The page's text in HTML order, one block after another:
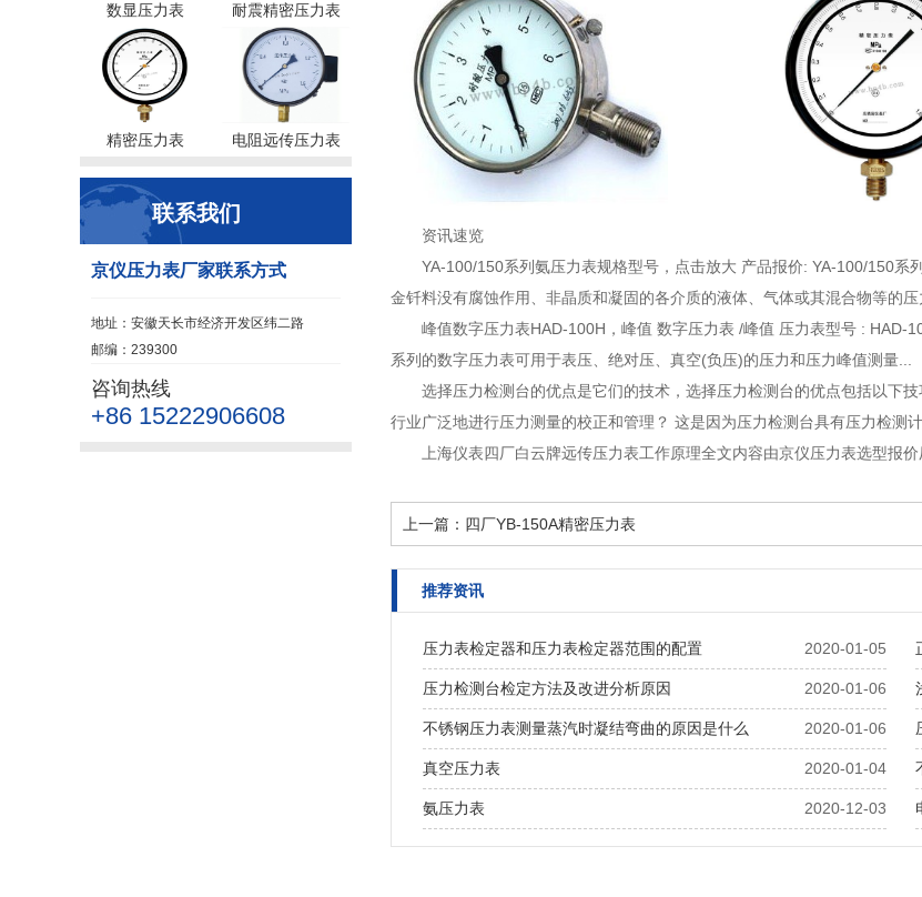
数显压力表 耐震精密压力表
精密压力表 电阻远传压力表
联系我们
京仪压力表厂家联系方式
地址：安徽天长市经济开发区纬二路
邮编：239300
咨询热线
+86 15222906608
资讯速览
YA-100/150系列氨压力表规格型号 ，点击放大 产品报价: YA-100/150
金钎料没有腐蚀作用、非晶质和凝固的各介质的液体、气体或其混合物等的压
峰值数字压力表HAD-100H ，峰值 数字压力表 /峰值 压力表型号 : HAD-
系列的数字压力表可用于表压、绝对压、真空(负压)的压力和压力峰值测量...
选择压力检测台的优点是它们的技术 ，选择压力检测台的优点包括以下
行业广泛地进行压力测量的校正和管理？ 这是因为压力检测台具有压力检测计
上海仪表四厂白云牌远传压力表工作原理全文内容由京仪压力表选型报价
上一篇： 四厂YB-150A精密压力表
推荐资讯
2020-01-05
压力表检定器和压力表检定器范围的配置
2020-01-06
压力检测台检定方法及改进分析原因
2020-01-06
不锈钢压力表测量蒸汽时凝结弯曲的原因是什么
2020-01-04
真空压力表
2020-12-03
氨压力表